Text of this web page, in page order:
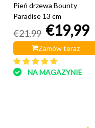
Pień drzewa Bounty
Paradise 13 cm
€21,99 €19,99
Zamów teraz
NA MAGAZYNIE